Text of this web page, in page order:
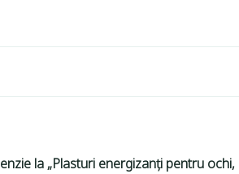
la „Plasturi energizanți pentru ochi,